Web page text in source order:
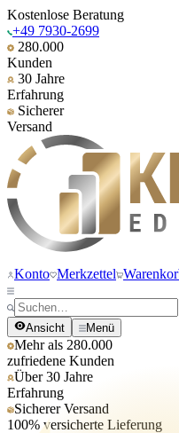
Kostenlose Beratung
+49 7930-2699
280.000
Kunden
30 Jahre
Erfahrung
Sicherer
Versand
Konto Merkzettel
Ansicht Menü
Mehr als 280.000
zufriedene Kunden
Über 30 Jahre
Erfahrung
Sicherer Versand
100% versicherte Lieferung